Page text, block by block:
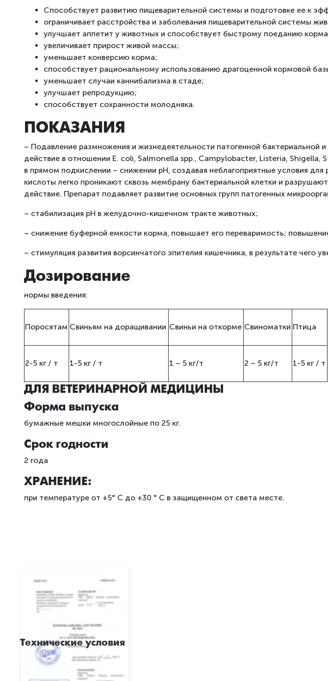
Способствует развитию пищеварительной системы и подготовке ее к
ограничивает расстройства и заболевания пищеварительной системы
улучшает аппетит у животных и способствует быстрому поеданию
увеличивает прирост живой массы;
уменьшает конверсию корма;
способствует рациональному использованию драгоценной кормовой
уменьшает случаи каннибализма в стаде;
улучшает репродукцию;
способствует сохранности молодняка.
ПОКАЗАНИЯ
– Подавление размножения и жизнедеятельности патогенной
действие в отношении E. coli, Salmonella spp., Campylobacter, Listeria,
в прямом подкислении – снижении pH, создавая неблагоприятные условия
кислоты легко проникают сквозь мембрану бактериальной клетки и
действие. Препарат подавляет развитие основных групп патогенных
– стабилизация pH в желудочно-кишечном тракте животных;
– снижение буферной емкости корма, повышает его переваримость;
– стимуляция развития ворсинчатого эпителия кишечника, в результате чего
Дозирование
нормы введения:
Поросятам Свиньям на доращивании Свиньи на откорме Свиноматки Птица
2-5 кг / т 1-5 кг / т 1 – 5 кг/т 2 – 5 кг/т 1-5 кг / т
ДЛЯ ВЕТЕРИНАРНОЙ МЕДИЦИНЫ
Форма выпуска
бумажные мешки многослойные по 25 кг.
Срок годности
2 года
ХРАНЕНИЕ:
при температуре от +5° C до +30 ° C в защищенном от света месте.
Технические условия